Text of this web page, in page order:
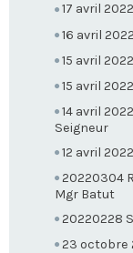
17 avril
16 avril
15 avril
15 avril
14 avril
Seigneur
12 avril
20220304
Mgr Batut
20220228
23 octobre